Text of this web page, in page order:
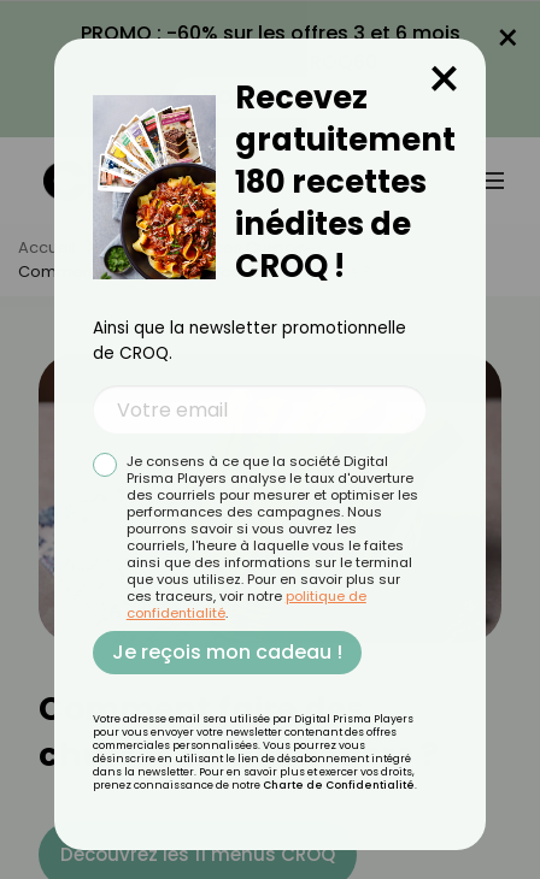
PROMO : -60% sur les offres 3 et 6 mois
VOIR LA PROMO
×
Accueil Actus
Astuces Culinaires
Comment Faire Des Churros Chinois Légers ?
Comment faire des
churros chinois légers ?
Découvrez les 11 menus CROQ
Recevez
gratuitement
180 recettes
inédites de
CROQ !
×
Ainsi que la newsletter promotionnelle
de CROQ.
Je consens à ce que la société Digital
Prisma Players analyse le taux d'ouverture
des courriels pour mesurer et optimiser les
performances des campagnes. Nous
pourrons savoir si vous ouvrez les
courriels, l'heure à laquelle vous le faites
ainsi que des informations sur le terminal
que vous utilisez. Pour en savoir plus sur
ces traceurs, voir notre politique de
confidentialité.
Je reçois mon cadeau !
Votre adresse email sera utilisée par Digital Prisma Players
pour vous envoyer votre newsletter contenant des offres
commerciales personnalisées. Vous pourrez vous
désinscrire en utilisant le lien de désabonnement intégré
dans la newsletter. Pour en savoir plus et exercer vos droits,
prenez connaissance de notre Charte de Confidentialité.